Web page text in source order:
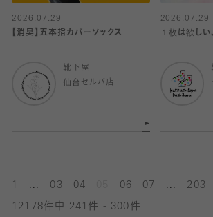
2026.07.29
【消臭】五本指カバーソックス
靴下屋
仙台セルバ店
2026.07.29
１枚は欲しい
03 04 06 07 203
12178件中 241件 - 300件